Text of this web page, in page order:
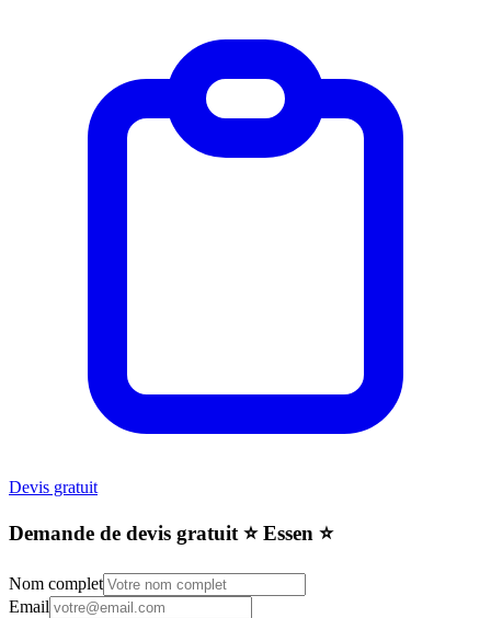
Devis gratuit
Demande de devis gratuit ⭐️ Essen ⭐️
Nom complet
Email